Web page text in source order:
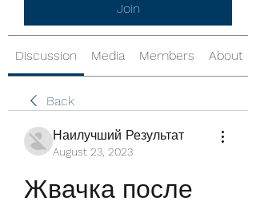
Join
Discussion Media Members About
Back
Наилучший Результат
August 23, 2023
Жвачка после